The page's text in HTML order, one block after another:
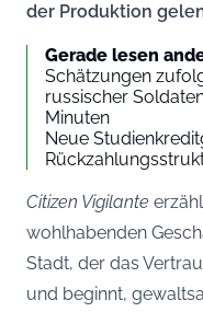
der Produktion
Gerade lesen
Schätzungen
russischer
Minuten
Neue
Citizen Vigilante
wohlhabenden
Stadt, der das
und beginnt,